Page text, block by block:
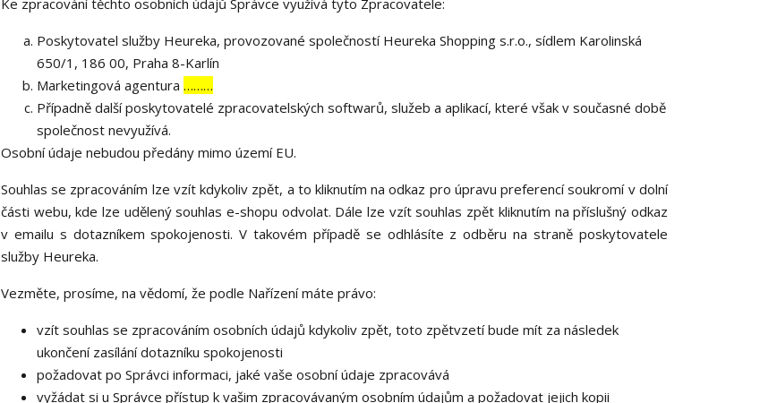
Ke zpracování těchto osobních údajů Správce využívá tyto Zpracovatele:
Poskytovatel služby Heureka, provozované společností Heureka Shopping s.r.o., sídlem Karolinská
650/1, 186 00, Praha 8-Karlín
Marketingová agentura ………
Případně další poskytovatelé zpracovatelských softwarů, služeb a aplikací, které však v současné době
společnost nevyužívá.
Osobní údaje nebudou předány mimo území EU.
Souhlas se zpracováním lze vzít kdykoliv zpět, a to kliknutím na odkaz pro úpravu preferencí soukromí v dolní
části webu, kde lze udělený souhlas e-shopu odvolat. Dále lze vzít souhlas zpět kliknutím na příslušný odkaz
v emailu s dotazníkem spokojenosti. V takovém případě se odhlásíte z odběru na straně poskytovatele
služby Heureka.
Vezměte, prosíme, na vědomí, že podle Nařízení máte právo:
vzít souhlas se zpracováním osobních údajů kdykoliv zpět, toto zpětvzetí bude mít za následek
ukončení zasílání dotazníku spokojenosti
požadovat po Správci informaci, jaké vaše osobní údaje zpracovává
vyžádat si u Správce přístup k vašim zpracovávaným osobním údajům a požadovat jejich kopii